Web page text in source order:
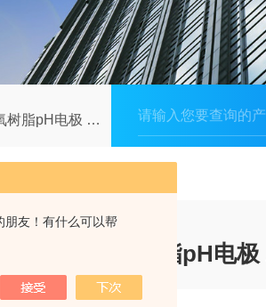
朋友！有什么可以帮
极 Ag/AgCl 奥立龙
环氧树脂pH电